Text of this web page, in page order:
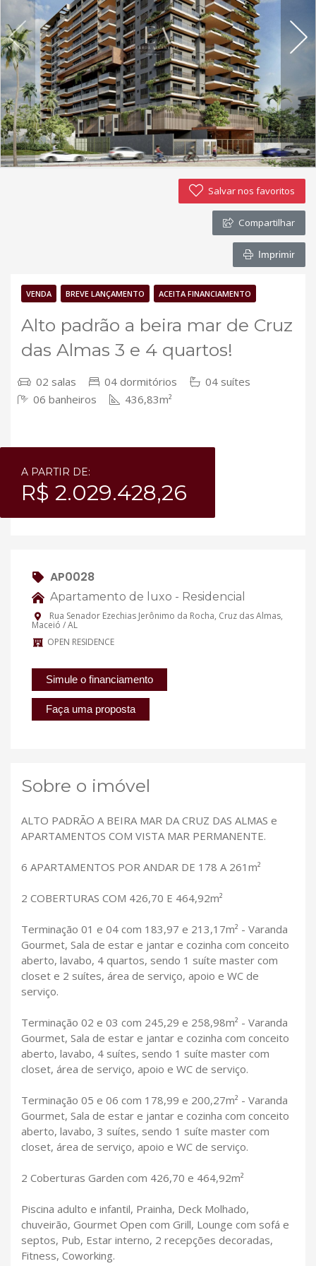
Política de privacidade
Simulador de financiamento
Negocie seu imóvel
Imóveis favoritos
Contato
Salvar nos favoritos
Compartilhar
Imprimir
VENDA BREVE LANÇAMENTO ACEITA FINANCIAMENTO
Alto padrão a beira mar de Cruz
das Almas 3 e 4 quartos!
02 salas 04 dormitórios
04 suítes
06 banheiros
436,83m²
A PARTIR DE:
R$ 2.029.428,26
AP0028
Apartamento de luxo - Residencial
Rua Senador Ezechias Jerônimo da Rocha, Cruz das Almas,
Maceió / AL
OPEN RESIDENCE
Simule o financiamento
Faça uma proposta
Sobre o imóvel
ALTO PADRÃO A BEIRA MAR DA CRUZ DAS ALMAS e
APARTAMENTOS COM VISTA MAR PERMANENTE.
6 APARTAMENTOS POR ANDAR DE 178 A 261m²
2 COBERTURAS COM 426,70 E 464,92m²
Terminação 01 e 04 com 183,97 e 213,17m² - Varanda
Gourmet, Sala de estar e jantar e cozinha com conceito
aberto, lavabo, 4 quartos, sendo 1 suíte master com
closet e 2 suítes, área de serviço, apoio e WC de
serviço.
Terminação 02 e 03 com 245,29 e 258,98m² - Varanda
Gourmet, Sala de estar e jantar e cozinha com conceito
aberto, lavabo, 4 suítes, sendo 1 suíte master com
closet, área de serviço, apoio e WC de serviço.
Terminação 05 e 06 com 178,99 e 200,27m² - Varanda
Gourmet, Sala de estar e jantar e cozinha com conceito
aberto, lavabo, 3 suítes, sendo 1 suíte master com
closet, área de serviço, apoio e WC de serviço.
2 Coberturas Garden com 426,70 e 464,92m²
Piscina adulto e infantil, Prainha, Deck Molhado,
chuveirão, Gourmet Open com Grill, Lounge com sofá e
septos, Pub, Estar interno, 2 recepções decoradas,
Fitness, Coworking.